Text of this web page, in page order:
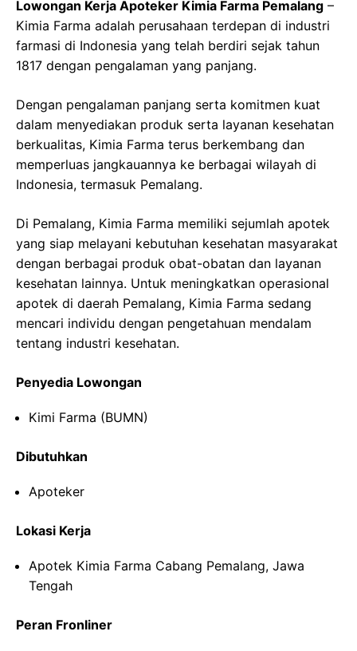
Lowongan Kerja Apoteker Kimia Farma Pemalang –
Kimia Farma adalah perusahaan terdepan di industri
farmasi di Indonesia yang telah berdiri sejak tahun
1817 dengan pengalaman yang panjang.
Dengan pengalaman panjang serta komitmen kuat
dalam menyediakan produk serta layanan kesehatan
berkualitas, Kimia Farma terus berkembang dan
memperluas jangkauannya ke berbagai wilayah di
Indonesia, termasuk Pemalang.
Di Pemalang, Kimia Farma memiliki sejumlah apotek
yang siap melayani kebutuhan kesehatan masyarakat
dengan berbagai produk obat-obatan dan layanan
kesehatan lainnya. Untuk meningkatkan operasional
apotek di daerah Pemalang, Kimia Farma sedang
mencari individu dengan pengetahuan mendalam
tentang industri kesehatan.
Penyedia Lowongan
Kimi Farma (BUMN)
Dibutuhkan
Apoteker
Lokasi Kerja
Apotek Kimia Farma Cabang Pemalang, Jawa
Tengah
Peran Fronliner